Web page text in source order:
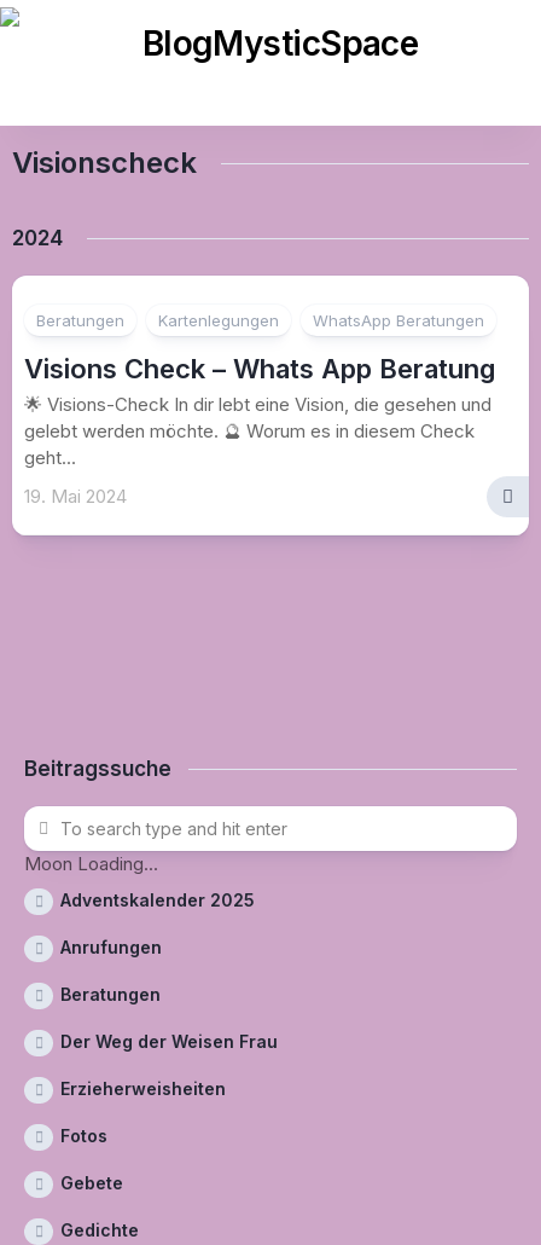
Skip
Visionscheck
2024
Beratungen Kartenlegungen WhatsApp Beratungen
Visions Check – Whats App Beratung
🌟 Visions-Check In dir lebt eine Vision, die gesehen und
gelebt werden möchte. 🔮 Worum es in diesem Check
geht...
19. Mai 2024
Beitragssuche
Moon Loading...
Adventskalender 2025
Anrufungen
Beratungen
Der Weg der Weisen Frau
Erzieherweisheiten
Fotos
Gebete
Gedichte